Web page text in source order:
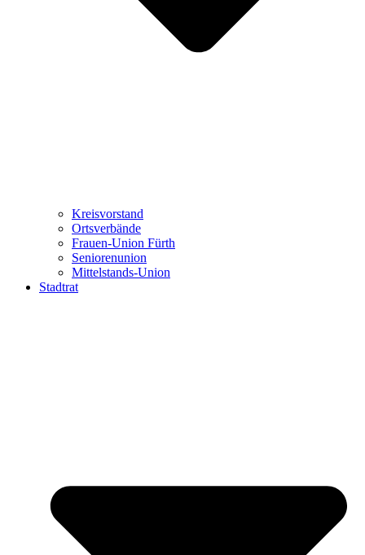
Kreisvorstand
Ortsverbände
Frauen-Union Fürth
Seniorenunion
Mittelstands-Union
Stadtrat